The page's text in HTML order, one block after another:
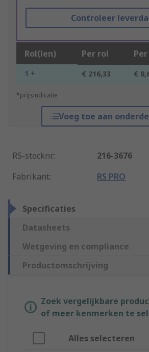
Controleer
Rol(len) Per rol
1 + € 216,33 €
*prijsindicatie
Voeg toe aan
RS-stocknr.:
216-3676
Fabrikant: RS PRO
Specificaties
Datasheets
Wetgeving en compliance
Productomschrijving
Zoek vergelijkbare
of meer kenmerken te
Alles selecteren